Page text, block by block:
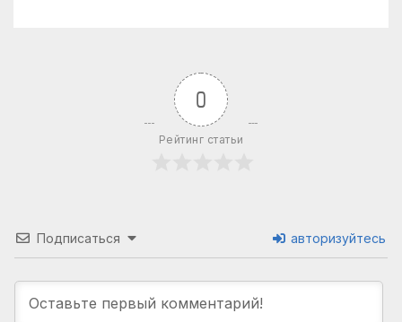
0
Рейтинг статьи
Подписаться авторизуйтесь